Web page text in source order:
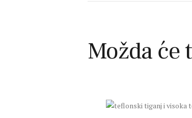
Možda će